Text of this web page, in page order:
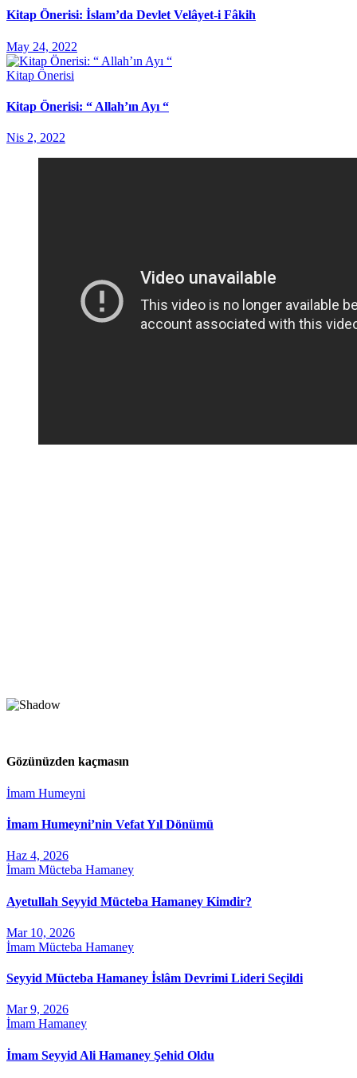
Kitap Önerisi: İslam’da Devlet Velâyet-i Fâkih
May 24, 2022
Kitap Önerisi
Kitap Önerisi: “ Allah’ın Ayı “
Nis 2, 2022
Gözünüzden kaçmasın
İmam Humeyni
İmam Humeyni’nin Vefat Yıl Dönümü
Haz 4, 2026
İmam Mücteba Hamaney
Ayetullah Seyyid Mücteba Hamaney Kimdir?
Mar 10, 2026
İmam Mücteba Hamaney
Seyyid Mücteba Hamaney İslâm Devrimi Lideri Seçildi
Mar 9, 2026
İmam Hamaney
İmam Seyyid Ali Hamaney Şehid Oldu